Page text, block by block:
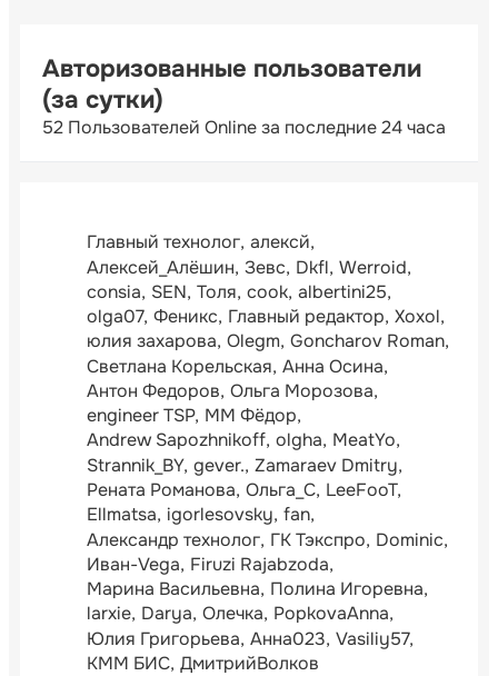
Авторизованные пользователи
(за сутки)
52 Пользователей Online за последние 24 часа
Главный технолог алексй
Алексей_Алёшин Зевс Dkfl Werroid
consia SEN Толя cook albertini25
olga07 Феникс Главный редактор Xoxol
юлия захарова Olegm Goncharov Roman
Светлана Корельская Анна Осина
Антон Федоров Ольга Морозова
engineer TSP ММ Фёдор
Andrew Sapozhnikoff olgha MeatYo
Strannik_BY gever. Zamaraev Dmitry
Рената Романова Ольга_С LeeFooT
Ellmatsa igorlesovsky fan
Александр технолог ГК Тэкспро Dominic
Иван-Vega Firuzi Rajabzoda
Марина Васильевна Полина Игоревна
larxie Darya Олечка PopkovaAnna
Юлия Григорьева Анна023 Vasiliy57
КММ БИС ДмитрийВолков